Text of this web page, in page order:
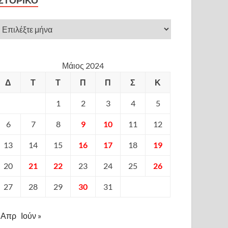
Μάιος 2024
Δ
Τ Τ Π Π Σ Κ
1 2 3 4 5
6 7 8 9 10 11 12
13 14 15 16 17 18 19
20 21 22 23 24 25 26
27 28 29 30 31
Απρ Ιούν »